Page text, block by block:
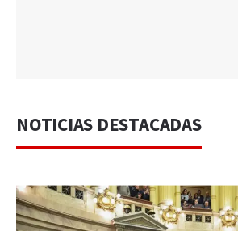
NOTICIAS DESTACADAS